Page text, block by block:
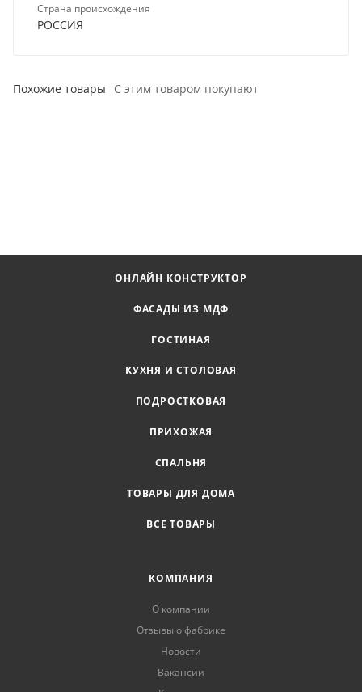
Страна происхождения
РОССИЯ
Похожие товары С этим товаром покупают
ОНЛАЙН КОНСТРУКТОР
ФАСАДЫ ИЗ МДФ
ГОСТИНАЯ
КУХНЯ И СТОЛОВАЯ
ПОДРОСТКОВАЯ
ПРИХОЖАЯ
СПАЛЬНЯ
ТОВАРЫ ДЛЯ ДОМА
ВСЕ ТОВАРЫ
КОМПАНИЯ
О компании
Отзывы о фабрике
Новости
Вакансии